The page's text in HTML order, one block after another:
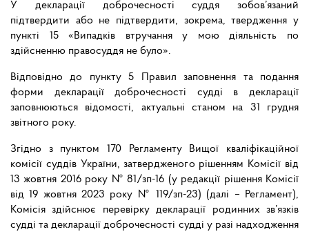
У декларації доброчесності суддя зобов’язаний
підтвердити або не підтвердити, зокрема, твердження у
пункті 15 «Випадків втручання у мою діяльність по
здійсненню правосуддя не було».
Відповідно до пункту 5 Правил заповнення та подання
форми декларації доброчесності судді в декларації
заповнюються відомості, актуальні станом на 31 грудня
звітного року.
Згідно з пунктом 170 Регламенту Вищої кваліфікаційної
комісії суддів України, затвердженого рішенням Комісії від
13 жовтня 2016 року № 81/зп-16 (у редакції рішення Комісії
від 19 жовтня 2023 року № 119/зп-23) (далі – Регламент),
Комісія здійснює перевірку декларації родинних зв’язків
судді та декларації доброчесності судді у разі надходження